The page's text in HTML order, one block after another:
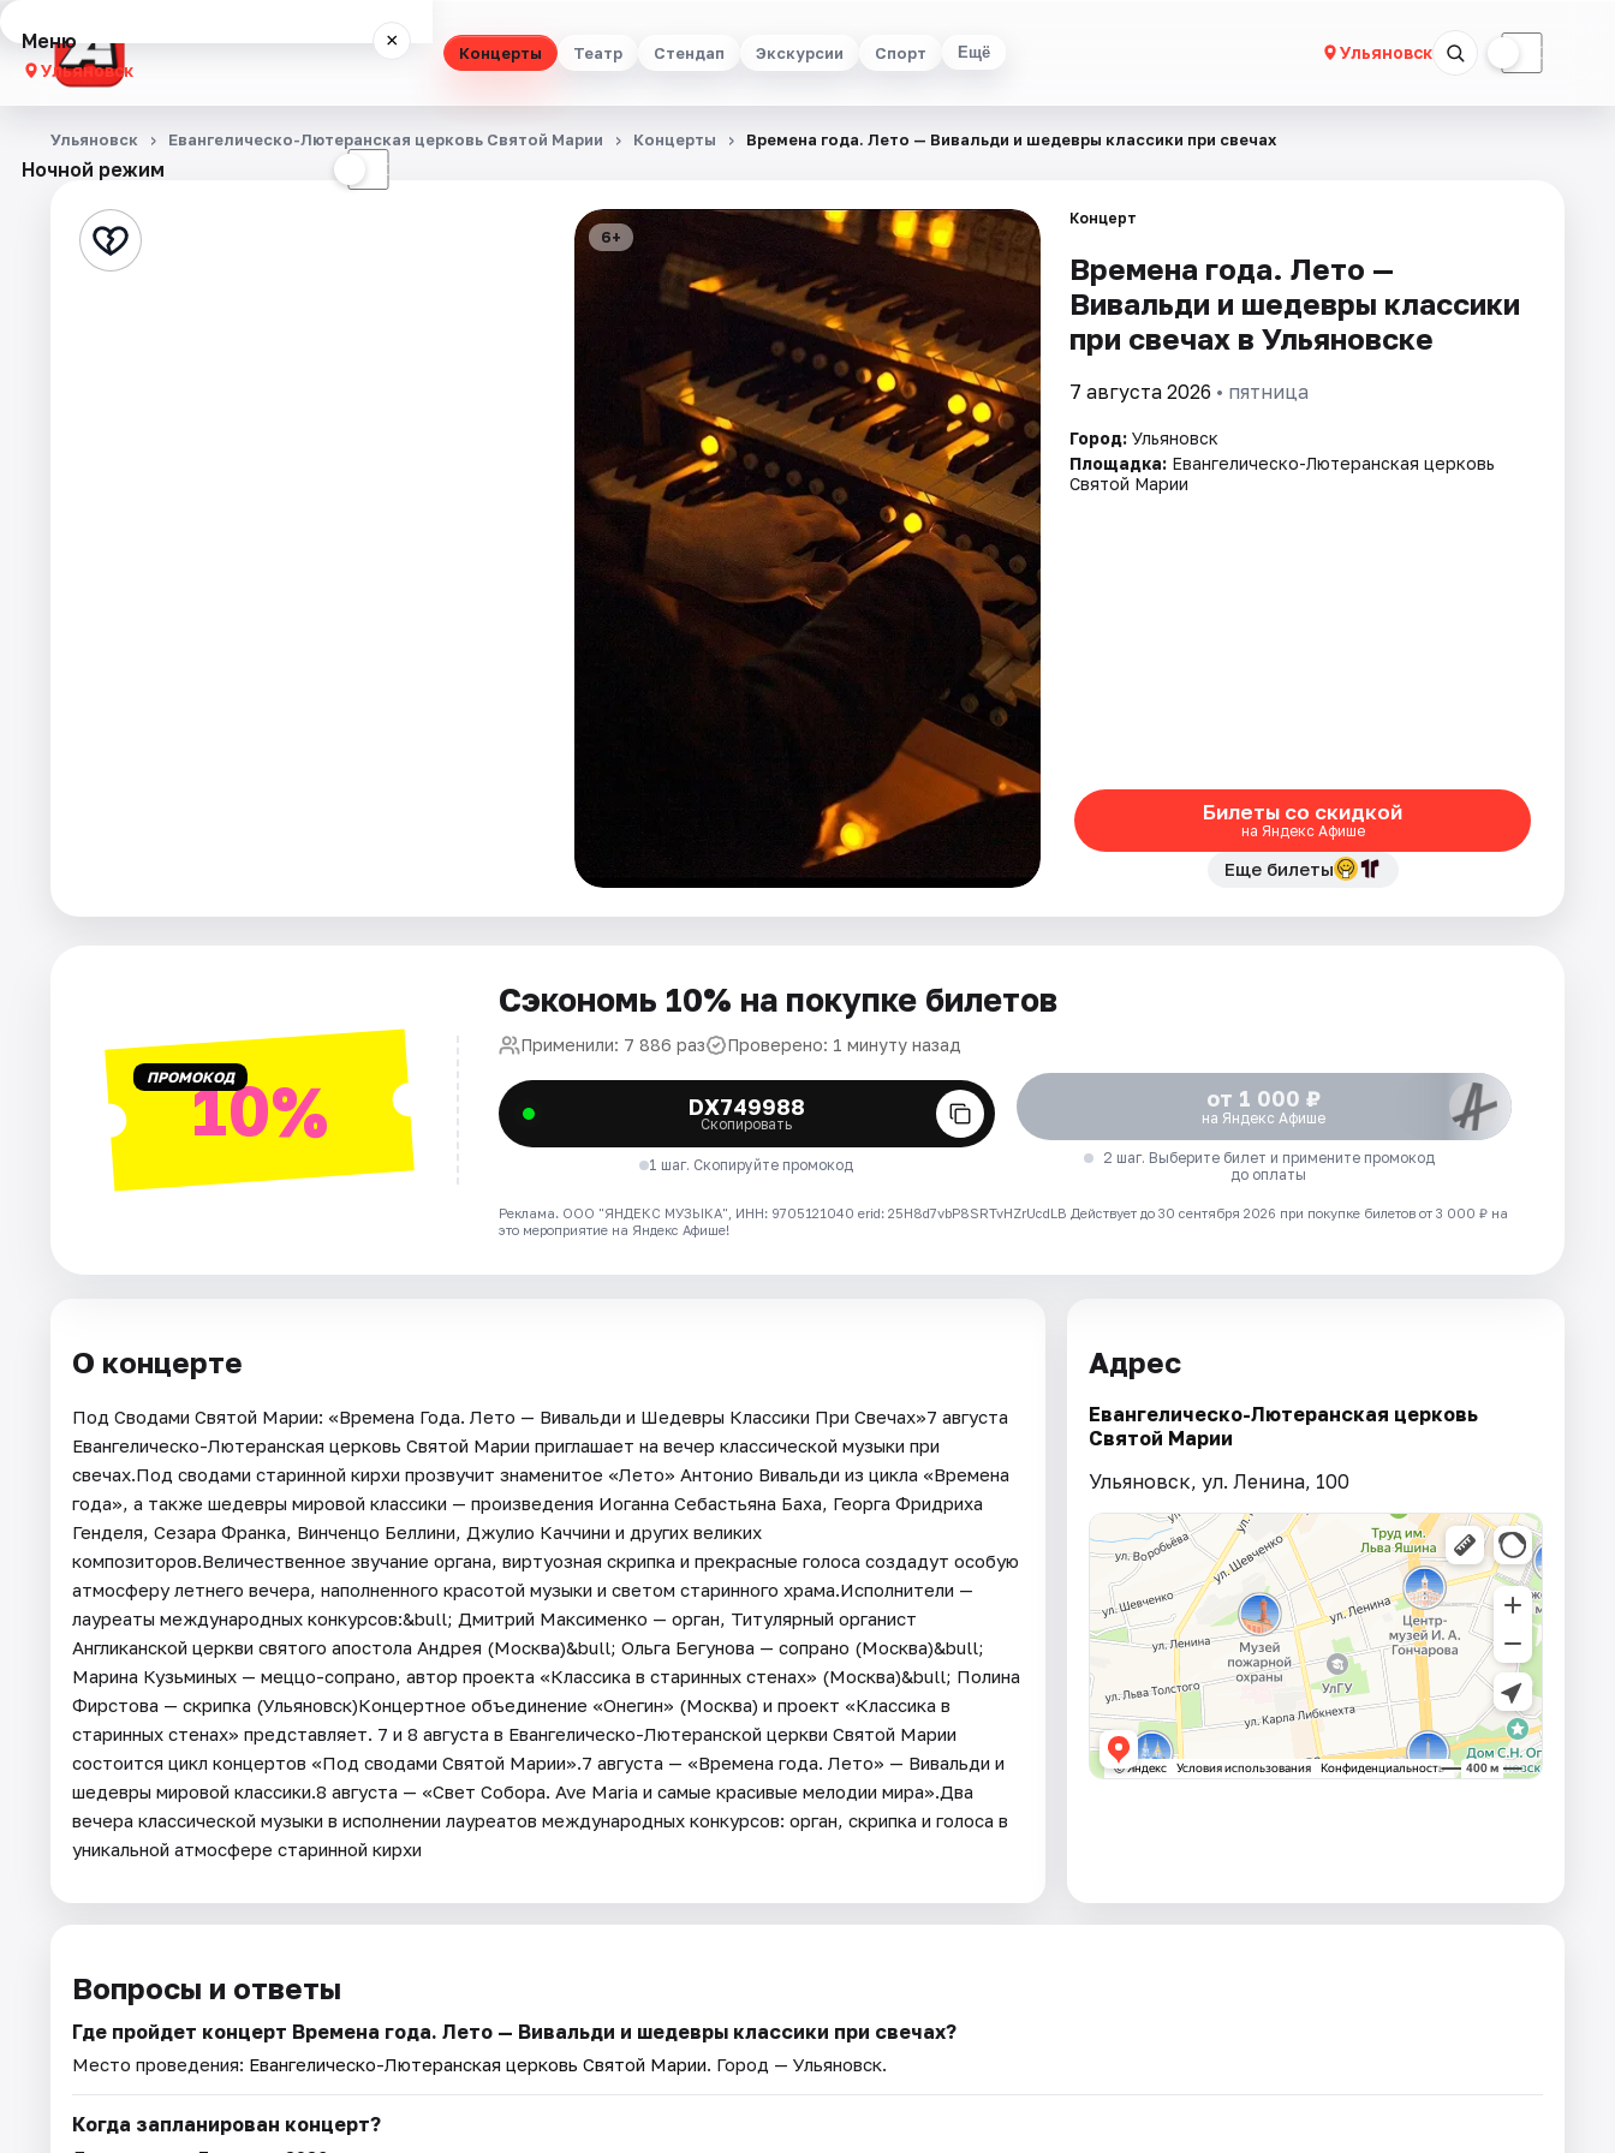
Концерты Театр Стендап Экскурсии Спорт Ещё Ульяновск ☾
Меню ×
Ульяновск
Концерты
Стендап
Ночной режим ☾
Ульяновск Евангелическо-Лютеранская церковь Святой Марии Концерты Времена года. Лето — Вивальди и шедевры классики при свечах
6+
Концерт
Времена года. Лето —
Вивальди и шедевры классики
при свечах в Ульяновске
7 августа 2026 • пятница
Город: Ульяновск
Площадка: Евангелическо-Лютеранская церковь
Святой Марии
Билеты со скидкой
на Яндекс Афише
Еще билеты
ПРОМОКОД10%
Сэкономь 10% на покупке билетов
Применили: 7 886 раз Проверено: 1 минуту назад
DX749988
Скопировать
1 шаг. Скопируйте промокод
от 1 000 ₽
на Яндекс Афише
2 шаг. Выберите билет и примените промокод
до оплаты
Реклама. ООО "ЯНДЕКС МУЗЫКА", ИНН: 9705121040 erid: 25H8d7vbP8SRTvHZrUcdLB Действует до 30 сентября 2026 при покупке билетов от 3 000 ₽ на
это мероприятие на Яндекс Афише!
О концерте
Под Сводами Святой Марии: «Времена Года. Лето — Вивальди и Шедевры Классики При Свечах»7 августа
Евангелическо-Лютеранская церковь Святой Марии приглашает на вечер классической музыки при
свечах.Под сводами старинной кирхи прозвучит знаменитое «Лето» Антонио Вивальди из цикла «Времена
года», а также шедевры мировой классики — произведения Иоганна Себастьяна Баха, Георга Фридриха
Генделя, Сезара Франка, Винченцо Беллини, Джулио Каччини и других великих
композиторов.Величественное звучание органа, виртуозная скрипка и прекрасные голоса создадут особую
атмосферу летнего вечера, наполненного красотой музыки и светом старинного храма.Исполнители —
лауреаты международных конкурсов:&bull; Дмитрий Максименко — орган, Титулярный органист
Англиканской церкви святого апостола Андрея (Москва)&bull; Ольга Бегунова — сопрано (Москва)&bull;
Марина Кузьминых — меццо-сопрано, автор проекта «Классика в старинных стенах» (Москва)&bull; Полина
Фирстова — скрипка (Ульяновск)Концертное объединение «Онегин» (Москва) и проект «Классика в
старинных стенах» представляет. 7 и 8 августа в Евангелическо-Лютеранской церкви Святой Марии
состоится цикл концертов «Под сводами Святой Марии».7 августа — «Времена года. Лето» — Вивальди и
шедевры мировой классики.8 августа — «Свет Собора. Ave Maria и самые красивые мелодии мира».Два
вечера классической музыки в исполнении лауреатов международных конкурсов: орган, скрипка и голоса в
уникальной атмосфере старинной кирхи
Адрес
Евангелическо-Лютеранская церковь
Святой Марии
Ульяновск, ул. Ленина, 100
Вопросы и ответы
Где пройдет концерт Времена года. Лето — Вивальди и шедевры классики при свечах?
Место проведения: Евангелическо-Лютеранская церковь Святой Марии. Город — Ульяновск.
Когда запланирован концерт?